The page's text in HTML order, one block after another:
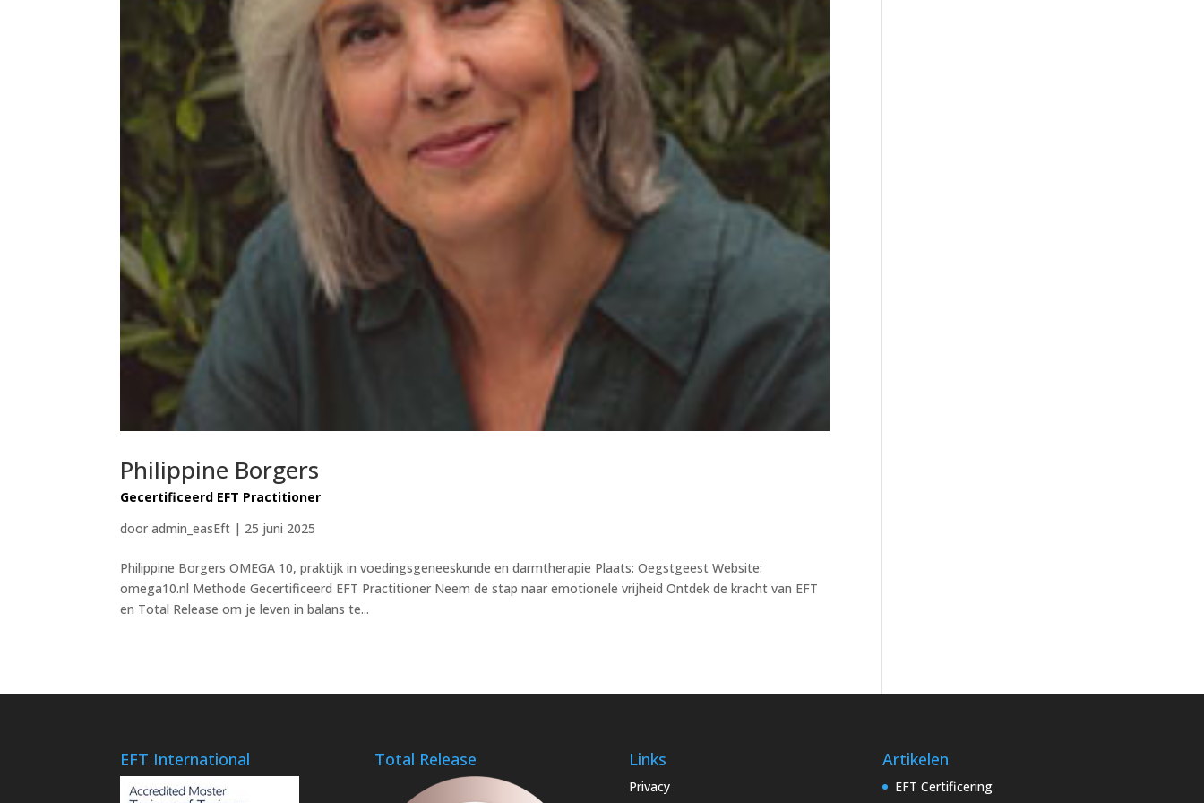
Philippine Borgers
Gecertificeerd EFT Practitioner
dooradmin_easEft | 25 juni 2025
Philippine Borgers OMEGA 10, praktijk in voedingsgeneeskunde en darmtherapie Plaats: Oegstgeest Website:
omega10.nl Methode Gecertificeerd EFT Practitioner Neem de stap naar emotionele vrijheid Ontdek de kracht van EFT
en Total Release om je leven in balans te...
EFT International Total Release Links
Privacy
Artikelen
EFT Certificering